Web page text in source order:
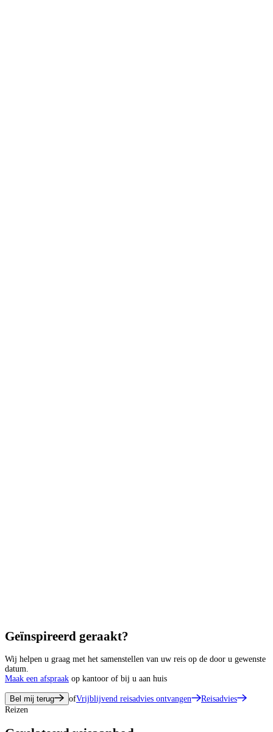
Geïnspireerd geraakt?
Wij helpen u graag met het samenstellen van uw reis op de door u gewenste
datum.
Maak een afspraak op kantoor of bij u aan huis
Bel mij terug ofVrijblijvend reisadvies ontvangen
Reisadvies
Reizen